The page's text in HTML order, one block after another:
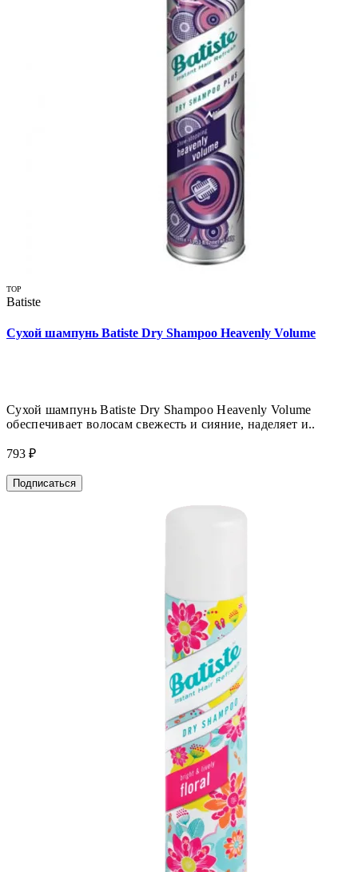
TOP
Batiste
Сухой шампунь Batiste Dry Shampoo Heavenly Volume
Сухой шампунь Batiste Dry Shampoo Heavenly Volume
обеспечивает волосам свежесть и сияние, наделяет и..
793 ₽
Подписаться